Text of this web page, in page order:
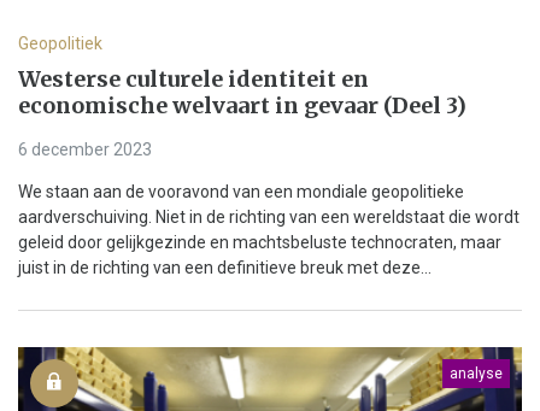
Geopolitiek
Westerse culturele identiteit en
economische welvaart in gevaar (Deel 3)
6 december 2023
We staan aan de vooravond van een mondiale geopolitieke
aardverschuiving. Niet in de richting van een wereldstaat die wordt
geleid door gelijkgezinde en machtsbeluste technocraten, maar
juist in de richting van een definitieve breuk met deze...
analyse